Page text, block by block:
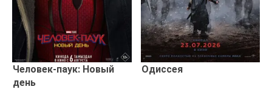
Человек-паук: Новый
день
Одиссея